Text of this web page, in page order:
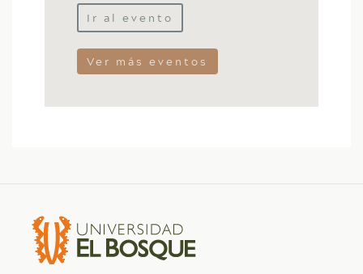
Ir al evento
Ver más eventos